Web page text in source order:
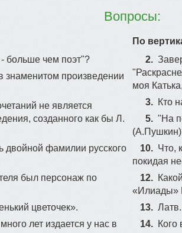
Вопросы:
больше чем поэт"?
знаменитом произведении
не является
созданного как бы Л.
двойной фамилии русского
был персонаж по
цветочек».
лет издается у нас в
По
2.
моя
3. Кто
5. "На
10. Что,
покидая
12.
«Илиады»
13.
14. Кого